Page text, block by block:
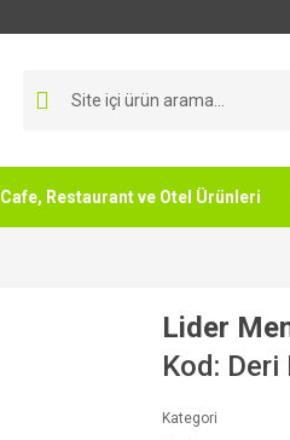
Cafe, Restaurant ve Otel Ürünleri
Lider
Kod: Deri
Kategori